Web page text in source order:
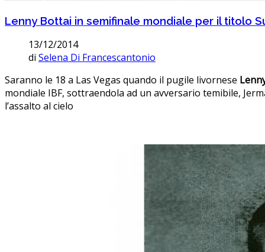
Lenny Bottai in semifinale mondiale per il titolo
13/12/2014
di Selena Di Francescantonio
Saranno le 18 a Las Vegas quando il pugile livornese
mondiale IBF, sottraendola ad un avversario temibile,
l’assalto al cielo